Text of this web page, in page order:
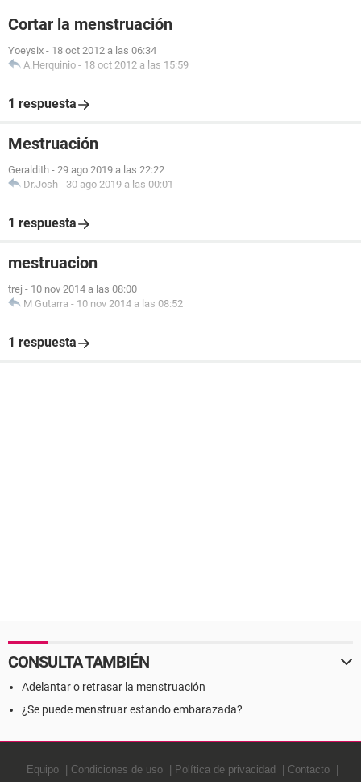
Cortar la menstruación
Yoeysix - 18 oct 2012 a las 06:34
A.Herquinio - 18 oct 2012 a las 15:59
1 respuesta
Mestruación
Geraldith - 29 ago 2019 a las 22:22
Dr.Josh - 30 ago 2019 a las 00:01
1 respuesta
mestruacion
trej - 10 nov 2014 a las 08:00
M Gutarra - 10 nov 2014 a las 08:52
1 respuesta
CONSULTA TAMBIÉN
Adelantar o retrasar la menstruación
¿Se puede menstruar estando embarazada?
Equipo Condiciones de uso Política de privacidad Contacto